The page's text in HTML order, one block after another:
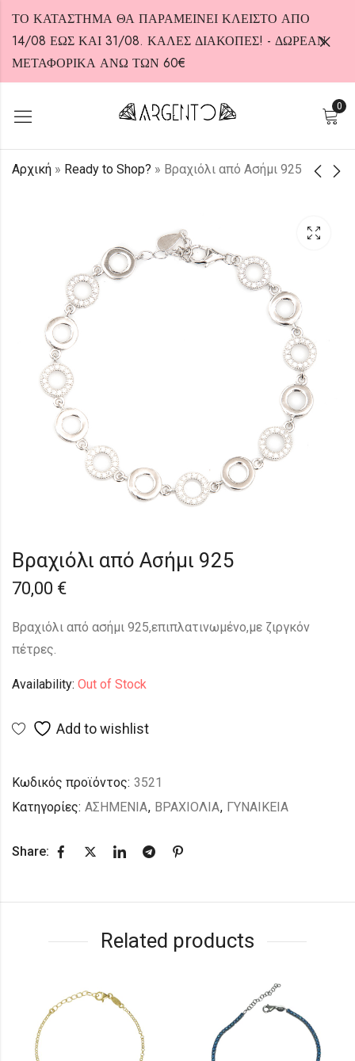
ΤΟ ΚΑΤΑΣΤΗΜΑ ΘΑ ΠΑΡΑΜΕΙΝΕΙ ΚΛΕΙΣΤΟ ΑΠΟ
14/08 ΕΩΣ ΚΑΙ 31/08. ΚΑΛΕΣ ΔΙΑΚΟΠΕΣ! - ΔΩΡΕΑΝ
ΜΕΤΑΦΟΡΙΚΑ ΑΝΩ ΤΩΝ 60€
0
Αρχική » Ready to Shop? » Βραχιόλι από Ασήμι 925
Βραχιόλι από Ασήμι 925
70,00 €
Βραχιόλι από ασήμι 925,επιπλατινωμένο,με ζιργκόν
πέτρες.
Availability: Out of Stock
Add to wishlist
Κωδικός προϊόντος: 3521
Κατηγορίες: ΑΣΗΜΕΝΙΑ, ΒΡΑΧΙΟΛΙΑ, ΓΥΝΑΙΚΕΙΑ
Share:
Related products